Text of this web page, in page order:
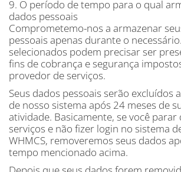
9. O período de tempo para o qual
dados pessoais
Comprometemo-nos a armazenar
pessoais apenas durante o
selecionados podem precisar ser
fins de cobrança e segurança
provedor de serviços.
Seus dados pessoais serão excluídos
de nosso sistema após 24 meses de
atividade. Basicamente, se você parar
serviços e não fizer login no sistema
WHMCS, removeremos seus dados
tempo mencionado acima.